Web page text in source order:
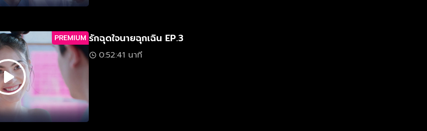
PREMIUM รักฉุดใจนายฉุกเฉิน EP.3
0:52:41 นาที